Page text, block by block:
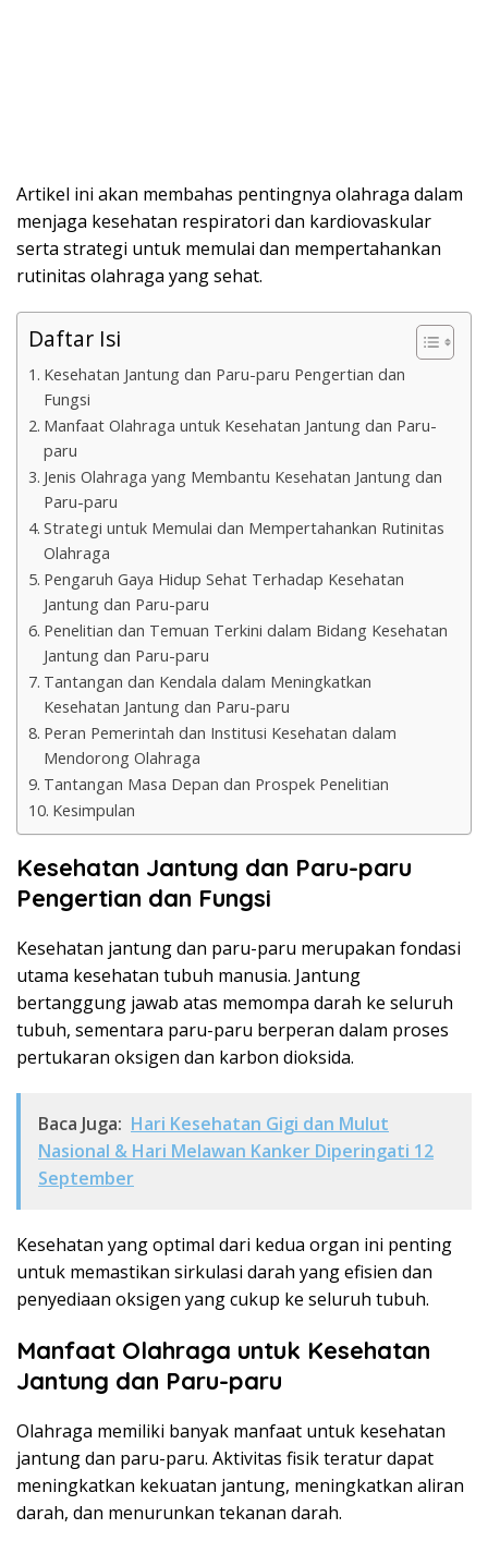
Artikel ini akan membahas pentingnya olahraga dalam
menjaga kesehatan respiratori dan kardiovaskular
serta strategi untuk memulai dan mempertahankan
rutinitas olahraga yang sehat.
Daftar Isi
Kesehatan Jantung dan Paru-paru Pengertian dan
Fungsi
Manfaat Olahraga untuk Kesehatan Jantung dan Paru-
paru
Jenis Olahraga yang Membantu Kesehatan Jantung dan
Paru-paru
Strategi untuk Memulai dan Mempertahankan Rutinitas
Olahraga
Pengaruh Gaya Hidup Sehat Terhadap Kesehatan
Jantung dan Paru-paru
Penelitian dan Temuan Terkini dalam Bidang Kesehatan
Jantung dan Paru-paru
Tantangan dan Kendala dalam Meningkatkan
Kesehatan Jantung dan Paru-paru
Peran Pemerintah dan Institusi Kesehatan dalam
Mendorong Olahraga
Tantangan Masa Depan dan Prospek Penelitian
Kesimpulan
Kesehatan Jantung dan Paru-paru
Pengertian dan Fungsi
Kesehatan jantung dan paru-paru merupakan fondasi
utama kesehatan tubuh manusia. Jantung
bertanggung jawab atas memompa darah ke seluruh
tubuh, sementara paru-paru berperan dalam proses
pertukaran oksigen dan karbon dioksida.
Baca Juga: Hari Kesehatan Gigi dan Mulut
Nasional & Hari Melawan Kanker Diperingati 12
September
Kesehatan yang optimal dari kedua organ ini penting
untuk memastikan sirkulasi darah yang efisien dan
penyediaan oksigen yang cukup ke seluruh tubuh.
Manfaat Olahraga untuk Kesehatan
Jantung dan Paru-paru
Olahraga memiliki banyak manfaat untuk kesehatan
jantung dan paru-paru. Aktivitas fisik teratur dapat
meningkatkan kekuatan jantung, meningkatkan aliran
darah, dan menurunkan tekanan darah.